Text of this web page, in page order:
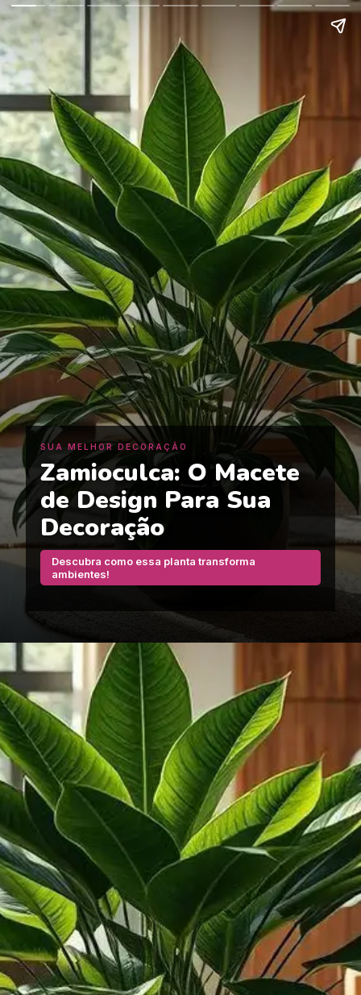
SUA MELHOR DECORAÇÃO
Zamioculca: O Macete
de Design Para Sua
Decoração
Descubra como essa planta transforma
ambientes!